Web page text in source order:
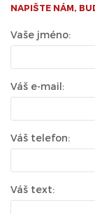
NAPIŠTE NÁM,
Vaše jméno:
Váš e-mail:
Váš telefon:
Váš text: